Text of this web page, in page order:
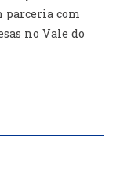
parceria com
no Vale do